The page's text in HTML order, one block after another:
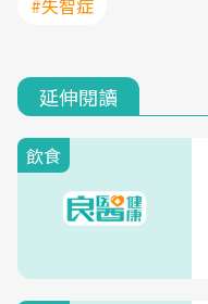
#失智症
延伸閱讀
飲食